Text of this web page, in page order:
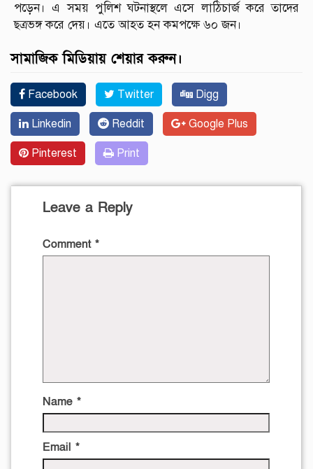
পড়েন। এ সময় পুলিশ ঘটনাস্থলে এসে লাঠিচার্জ করে তাদের
ছত্রভঙ্গ করে দেয়। এতে আহত হন কমপক্ষে ৬০ জন।
সামাজিক মিডিয়ায় শেয়ার করুন।
Facebook Twitter Digg
Linkedin Reddit Google Plus
Pinterest Print
Leave a Reply
Comment *
Name *
Email *